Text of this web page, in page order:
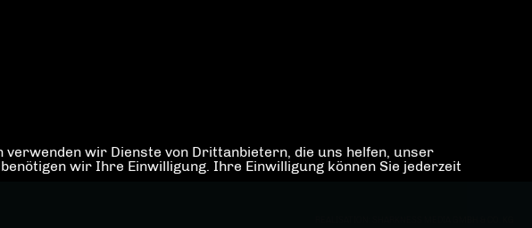
verwenden wir Dienste von Drittanbietern, die uns helfen, unser
wir Ihre Einwilligung. Ihre Einwilligung können Sie jederzeit